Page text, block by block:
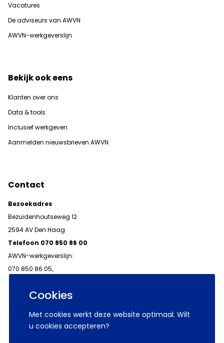
Cookies
Met cookies werkt deze website optimaal. Wilt
u cookies accepteren?
Vacatures
De adviseurs van AWVN
AWVN-werkgeverslijn
Bekijk ook eens
Klanten over ons
Data & tools
Inclusief werkgeven
Aanmelden nieuwsbrieven AWVN
Contact
Bezoekadres
Bezuidenhoutseweg 12
2594 AV Den Haag
Telefoon 070 850 86 00
AWVN-werkgeverslijn:
070 850 86 05,
© 2026 AWVN